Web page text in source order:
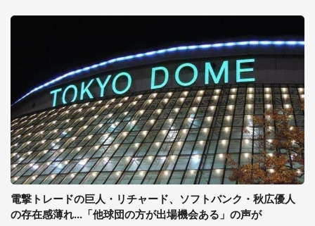
電撃トレードの巨人・リチャード、ソフトバンク・秋広優人
の存在感薄れ...「他球団の方が出場機会ある」の声が